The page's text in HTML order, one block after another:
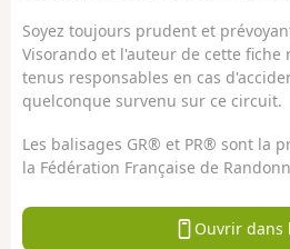
Soyez toujours prudent et
Visorando et l'auteur de cette fiche
tenus responsables en cas
quelconque survenu sur ce circuit.
Les balisages GR® et PR® sont la
la Fédération Française de
Ouvrir dans